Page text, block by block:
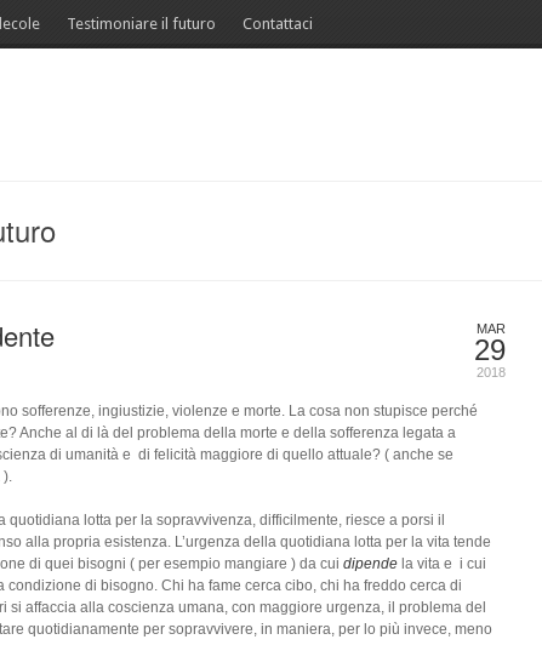
Testimoniare il futuro Contattaci
MAR
29
2018
sofferenze, ingiustizie, violenze e morte. La cosa non stupisce perché
Anche al di là del problema della morte e della sofferenza legata a
di umanità e di felicità maggiore di quello attuale? ( anche se
).
lotta per la sopravvivenza, difficilmente, riesce a porsi il
alla propria esistenza. L’urgenza della quotidiana lotta per la vita tende
di quei bisogni ( per esempio mangiare ) da cui dipende la vita e i cui
di bisogno. Chi ha fame cerca cibo, chi ha freddo cerca di
affaccia alla coscienza umana, con maggiore urgenza, il problema del
quotidianamente per sopravvivere, in maniera, per lo più invece, meno